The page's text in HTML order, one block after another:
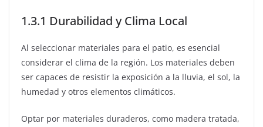
1.3.1 Durabilidad y Clima Local
Al seleccionar materiales para el patio, es esencial
considerar el clima de la región. Los materiales deben
ser capaces de resistir la exposición a la lluvia, el sol, la
humedad y otros elementos climáticos.
Optar por materiales duraderos, como madera tratada,